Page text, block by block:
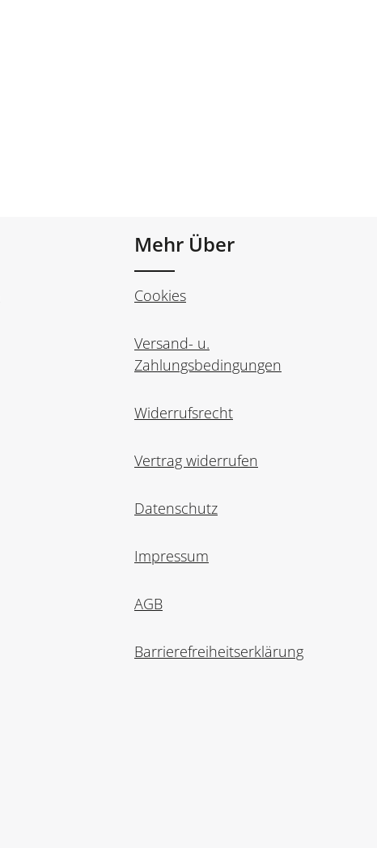
Mehr Über
Cookies
Versand- u.
Zahlungsbedingungen
Widerrufsrecht
Vertrag widerrufen
Datenschutz
Impressum
AGB
Barrierefreiheitserklärung